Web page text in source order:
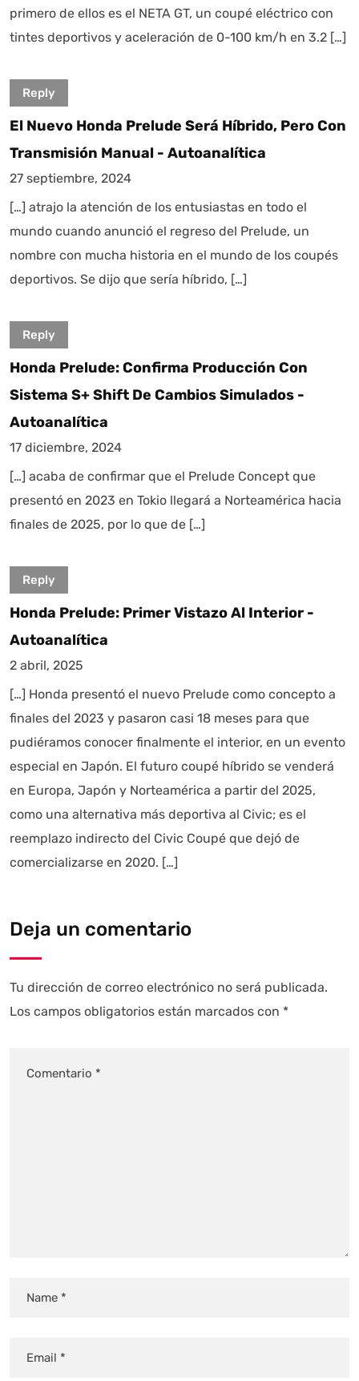
primero de ellos es el NETA GT, un coupé eléctrico con
tintes deportivos y aceleración de 0-100 km/h en 3.2 […]
Reply
El Nuevo Honda Prelude Será Híbrido, Pero Con
Transmisión Manual - Autoanalítica
27 septiembre, 2024
[…] atrajo la atención de los entusiastas en todo el
mundo cuando anunció el regreso del Prelude, un
nombre con mucha historia en el mundo de los coupés
deportivos. Se dijo que sería híbrido, […]
Reply
Honda Prelude: Confirma Producción Con
Sistema S+ Shift De Cambios Simulados -
Autoanalítica
17 diciembre, 2024
[…] acaba de confirmar que el Prelude Concept que
presentó en 2023 en Tokio llegará a Norteamérica hacia
finales de 2025, por lo que de […]
Reply
Honda Prelude: Primer Vistazo Al Interior -
Autoanalítica
2 abril, 2025
[…] Honda presentó el nuevo Prelude como concepto a
finales del 2023 y pasaron casi 18 meses para que
pudiéramos conocer finalmente el interior, en un evento
especial en Japón. El futuro coupé híbrido se venderá
en Europa, Japón y Norteamérica a partir del 2025,
como una alternativa más deportiva al Civic; es el
reemplazo indirecto del Civic Coupé que dejó de
comercializarse en 2020. […]
Deja un comentario
Tu dirección de correo electrónico no será publicada.
Los campos obligatorios están marcados con *